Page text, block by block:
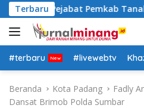
a
g
u
Terbaru
Rotasi Pejabat Pemkab Tanah
#terbaru #livewebtv
Beranda Kota Padang
Fadly
Dansat Brimob Polda Sumbar